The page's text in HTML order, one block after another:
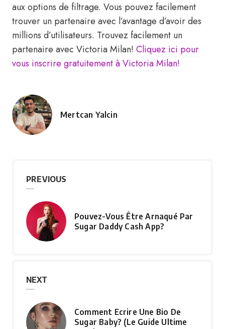
aux options de filtrage. Vous pouvez facilement
trouver un partenaire avec l’avantage d’avoir des
millions d’utilisateurs. Trouvez facilement un
partenaire avec Victoria Milan! Cliquez ici pour
vous inscrire gratuitement à Victoria Milan!
Posted
Mertcan Yalcin
PREVIOUS
Pouvez-Vous Être Arnaqué Par
Sugar Daddy Cash App?
NEXT
Comment Ecrire Une Bio De
Sugar Baby? (Le Guide Ultime